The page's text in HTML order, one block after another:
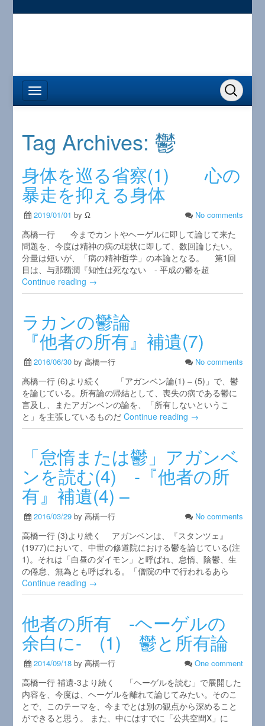
Tag Archives: 鬱
身体を巡る省察(1) 心の
暴走を抑える身体
2019/01/01 by Ω No comments
高橋一行 今までカントやヘーゲルに即して論じて来た
問題を、今度は精神の病の現状に即して、数回論じたい。
分量は短いが、「病の精神哲学」の本論となる。 第1回
目は、与那覇潤『知性は死なない - 平成の鬱を超
Continue reading →
ラカンの鬱論
『他者の所有』補遺(7)
2016/06/30 by 高橋一行 No comments
高橋一行 (6)より続く 「アガンベン論(1) – (5)」で、鬱
を論じている。所有論の帰結として、喪失の病である鬱に
言及し、またアガンベンの論を、「所有しないというこ
と」を主張しているものだContinue reading →
「怠惰または鬱」アガンベ
ンを読む(4) -『他者の所
有』補遺(4) –
2016/03/29 by 高橋一行 No comments
高橋一行 (3)より続く アガンベンは、『スタンツェ』
(1977)において、中世の修道院における鬱を論じている(注
1)。それは「白昼のダイモン」と呼ばれ、怠惰、陰鬱、生
の倦怠、無為とも呼ばれる。「僧院の中で行われるあら
Continue reading →
他者の所有 -ヘーゲルの
余白に- (1) 鬱と所有論
2014/09/18 by 高橋一行 One comment
高橋一行 補遺-3より続く 「ヘーゲルを読む」で展開した
内容を、今度は、ヘーゲルを離れて論じてみたい。そのこ
とで、このテーマを、今までとは別の観点から深めること
ができると思う。 また、中にはすでに「公共空間X」に